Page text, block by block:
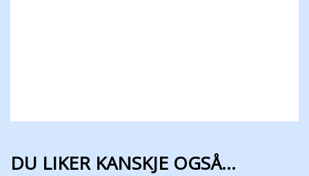
DU LIKER KANSKJE OGSÅ…